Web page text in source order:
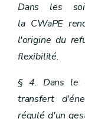
Dans les
la CWaPE
l'origine du
flexibilité.
§ 4. Dans le
transfert
régulé d'un